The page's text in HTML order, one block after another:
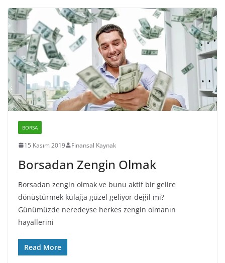
BORSA
15 Kasım 2019 Finansal Kaynak
Borsadan Zengin Olmak
Borsadan zengin olmak ve bunu aktif bir gelire
dönüştürmek kulağa güzel geliyor değil mi?
Günümüzde neredeyse herkes zengin olmanın
hayallerini
Read More